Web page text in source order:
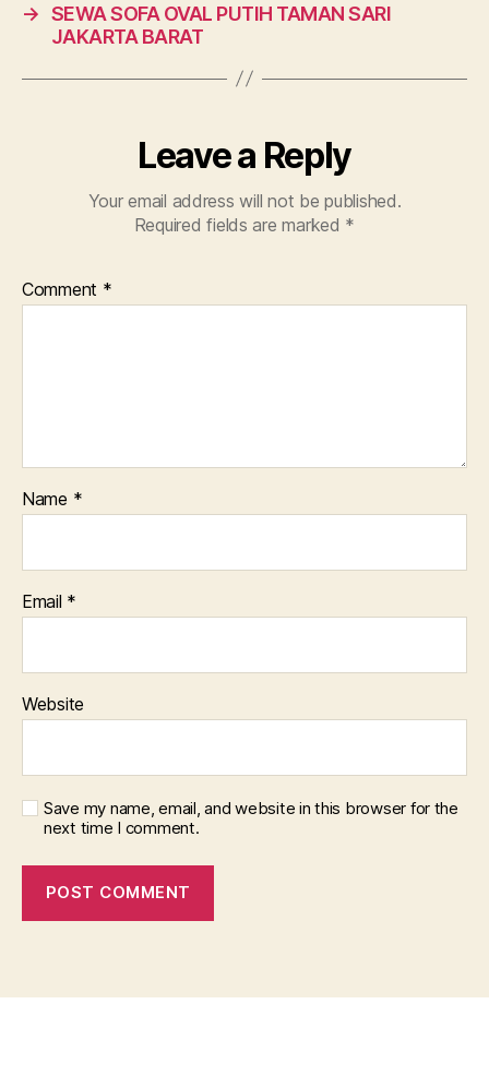
→ SEWA SOFA OVAL PUTIH TAMAN SARI
JAKARTA BARAT
Leave a Reply
Your email address will not be published.
Required fields are marked *
Comment *
Name *
Email *
Website
Save my name, email, and website in this browser for the
next time I comment.